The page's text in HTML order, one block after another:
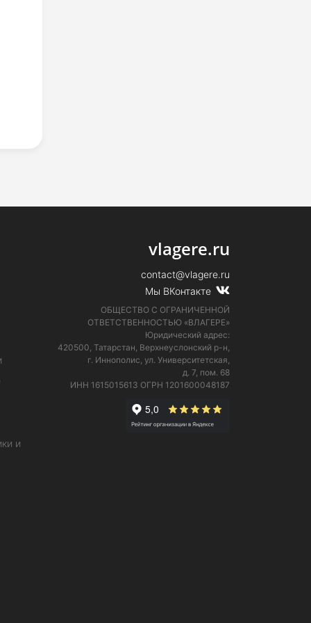
и
vlagere.ru
contact@vlagere.ru
Мы ВКонтакте
ОБЩЕСТВО С ОГРАНИЧЕННОЙ
ОТВЕТСТВЕННОСТЬЮ «ВЛАГЕРЕ»
Юридический адрес:
420500, Татарстан, Верхнеуслонский р-н,
г. Иннополис, ул. Университетская,
д. 7, пом. 68
ИНН 1615015613 ОГРН 1201600048187